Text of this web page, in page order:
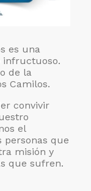
es una
infructuoso.
de la
Camilos.
convivir
el
personas que
misión y
que sufren.